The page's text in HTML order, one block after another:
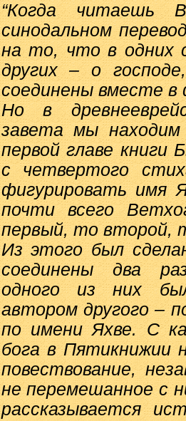
“Когда читаешь
синодальном
на то, что в одних
других – о
соединены вместе в
Но в
завета мы
первой главе
с четвертого
фигурировать имя
почти всего
первый, то второй,
Из этого был
соединены два
одного из них был
автором другого –
по имени Яхве. С
бога в Пятикнижии
повествование,
не перемешанное с
рассказывается